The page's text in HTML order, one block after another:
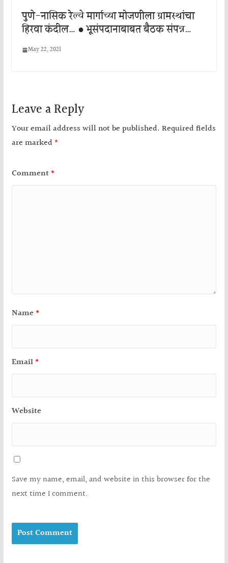
पुणे-नासिक रेल्वे मार्गाच्या मोजणीला ग्रामस्थांचा
हिरवा कंदील… ● भूसंपदानाबाबत बैठक संपन्न…
May 22, 2021
Leave a Reply
Your email address will not be published. Required fields
are marked *
Comment *
Name *
Email *
Website
Save my name, email, and website in this browser for the
next time I comment.